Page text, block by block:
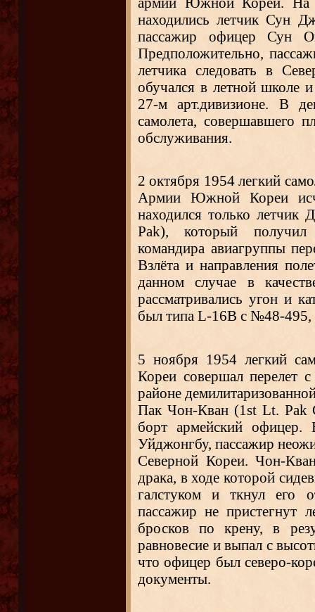
находились летчик Сун
пассажир офицер
Предположительно,
летчика следовать в
обучался в летной школе
27-м арт.дивизионе. В
самолета, совершавшего
обслуживания.
2октября 1954легкий
Армии Южной Кореи
находился только
Pak), который получил
командира авиагруппы
Взлёта и направления
данном случае в
рассматривались угон и
был типа L-16B с №48-495,
5 ноября 1954 легкий
Кореи совершал перелет
районе
Пак Чон-Кван (1st Lt. Pak
борт армейский
Уйджонгбу, пассажир
Северной Кореи. Чон-
драка, в ходе которой
галстуком и ткнул его
пассажир не пристегнут
бросков по крену, в
равновесие и выпал с
что офицер был северо-
документы.